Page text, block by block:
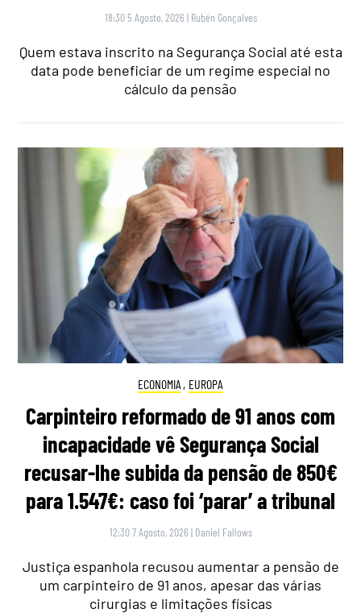
18:30 5 Agosto, 2026 | Rubén Gonçalves
Quem estava inscrito na Segurança Social até esta
data pode beneficiar de um regime especial no
cálculo da pensão
ECONOMIA , EUROPA
Carpinteiro reformado de 91 anos com
incapacidade vê Segurança Social
recusar-lhe subida da pensão de 850€
para 1.547€: caso foi ‘parar’ a tribunal
12:30 7 Agosto, 2026 | Daniel Fallows
Justiça espanhola recusou aumentar a pensão de
um carpinteiro de 91 anos, apesar das várias
cirurgias e limitações físicas